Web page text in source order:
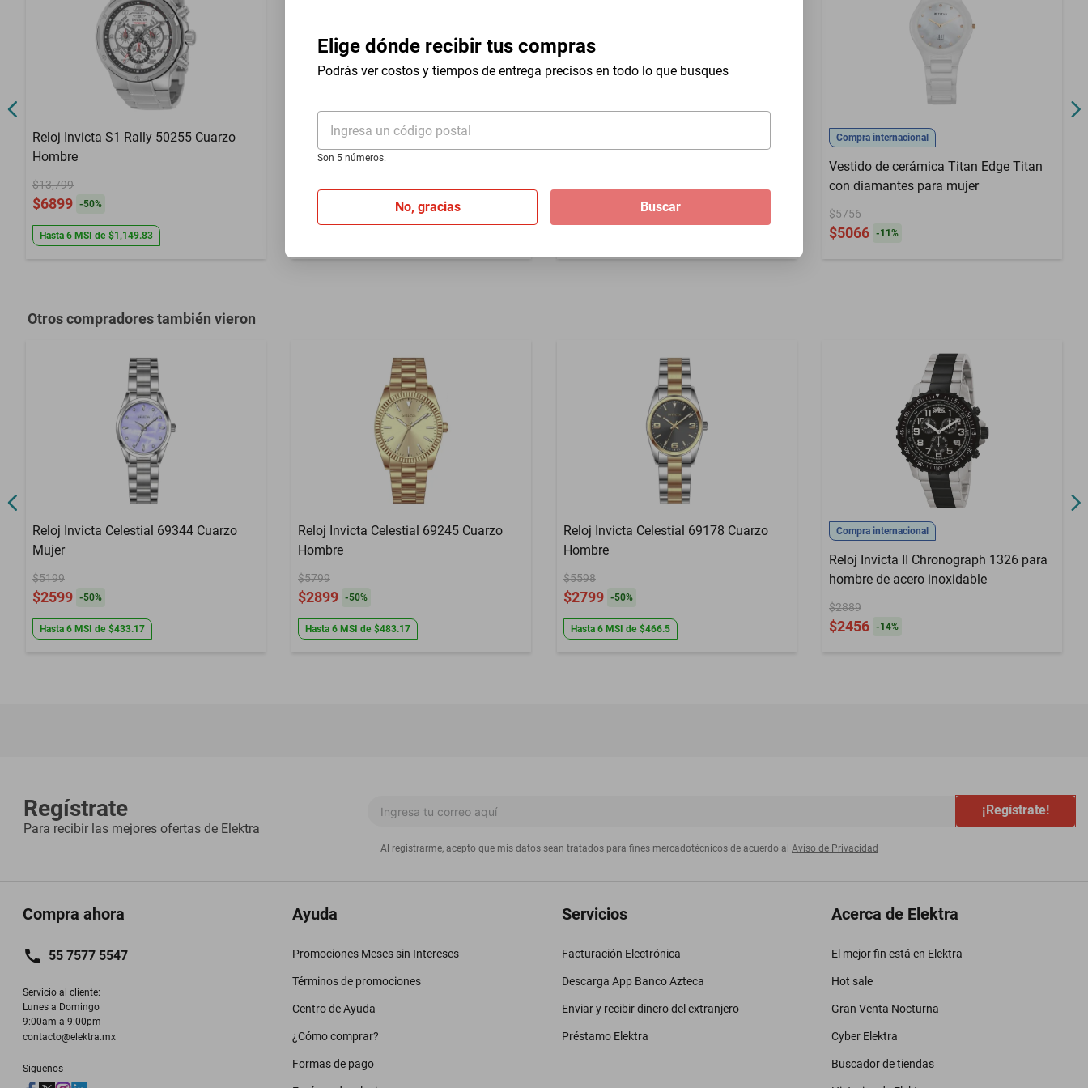
Elige dónde recibir tus compras
Podrás ver costos y tiempos de entrega precisos en todo lo que busques
Ingresa un código postal
Son 5 números.
No, gracias Buscar
Color Extensible
Garantía con Proveedor
Defectos de fabrica, no aplica mala
Reloj Invicta S1 Rally 50255 Cuarzo
Hombre
$13,799
$6899 -50%
Hasta 6 MSI de $1,149.83
Reloj Invicta Speedway 49104 Cuarzo
Hombre
Compra internacional
Vestido de cerámica Titan Edge Titan
con diamantes para mujer
$5756
$5066 -11 %
Otros compradores también vieron
Reloj Invicta Celestial 69344 Cuarzo
Mujer
$5199
$2599 -50%
Hasta 6 MSI de $433.17
Reloj Invicta Celestial 69245 Cuarzo
Hombre
$5799
$2899 -50%
Hasta 6 MSI de $483.17
Reloj Invicta Celestial 69178 Cuarzo
Hombre
$5598
$2799 -50%
Hasta 6 MSI de $466.5
Compra internacional
Reloj Invicta II Chronograph 1326 para
hombre de acero inoxidable
$2889
$2456 -14%
Regístrate
Para recibir las mejores ofertas de Elektra
¡Regístrate!
Al registrarme, acepto que mis datos sean tratados para fines mercadotécnicos de acuerdo al Aviso de Privacidad
Compra ahora
55 7577 5547
Servicio al cliente:
Lunes a Domingo
9:00am a 9:00pm
contacto@elektra.mx
Siguenos
Ayuda
Promociones Meses sin Intereses
Términos de promociones
Centro de Ayuda
¿Cómo comprar?
Formas de pago
Servicios
Facturación Electrónica
Descarga App Banco Azteca
Enviar y recibir dinero del extranjero
Préstamo Elektra
Acerca de Elektra
El mejor fin está en Elektra
Hot sale
Gran Venta Nocturna
Cyber Elektra
Buscador de tiendas